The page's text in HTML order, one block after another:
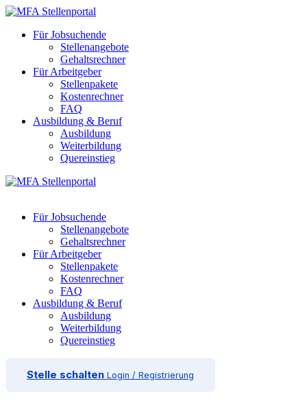
Für Jobsuchende
Stellenangebote
Gehaltsrechner
Für Arbeitgeber
Stellenpakete
Kostenrechner
FAQ
Ausbildung & Beruf
Ausbildung
Weiterbildung
Quereinstieg
Für Jobsuchende
Stellenangebote
Gehaltsrechner
Für Arbeitgeber
Stellenpakete
Kostenrechner
FAQ
Ausbildung & Beruf
Ausbildung
Weiterbildung
Quereinstieg
Stelle schalten Login / Registrierung